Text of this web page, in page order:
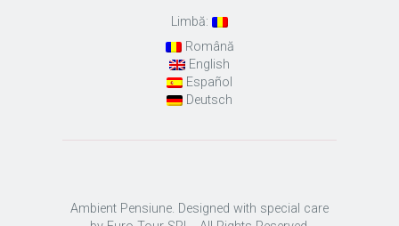
Limbă:
Română
English
Español
Deutsch
Ambient Pensiune. Designed with special care